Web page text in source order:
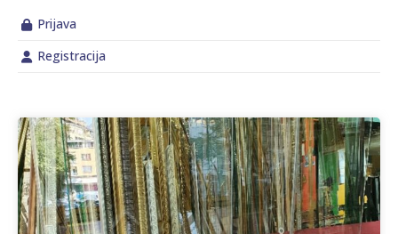
Prijava
Registracija